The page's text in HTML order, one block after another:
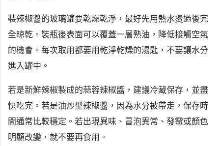
裝辣椒醬的玻璃罐要乾燥乾淨，最好先用熱水燙過後完
全晾乾。裝瓶後表面可以覆蓋一層熟油，降低接觸空氣
的機會。每次取用都要用乾淨乾燥的湯匙，不要讓水分
進入罐中。
若是新鮮辣椒製成的蒜蓉辣椒醬，建議冷藏保存，並盡
快吃完。若是油炒型辣椒醬，因為水分被帶走，保存時
間通常比較穩定。若出現異味、冒泡異常、發霉或顏色
明顯改變，就不要再食用。